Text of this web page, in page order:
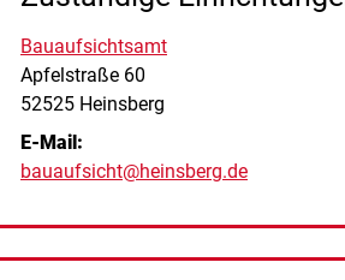
Bauaufsichtsamt
Straße:
Apfelstraße Hausnummer:
60
PLZ:
52525 Ort:
Heinsberg
E-Mail:
bauaufsicht@heinsberg.de